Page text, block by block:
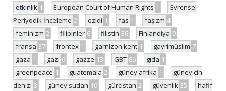
etkinlik 1 European Court of Human Rights 1
Evrensel
Periyodik İnceleme 2 ezidi 1 fas 1 faşizm 4
feminizm 2 filipinler 6 filistin 36 Finlandiya 9
fransa 37 frontex 1 garnizon kent 1 gayrimüslim 7
gaza 1 gazi 6 gazze 13 GBT 86 gıda 1
greenpeace 1 guatemala 2 güney afrika 1
güney çin
denizi 3 güney sudan 16 gürcistan 2 güvenlik 35
hafif